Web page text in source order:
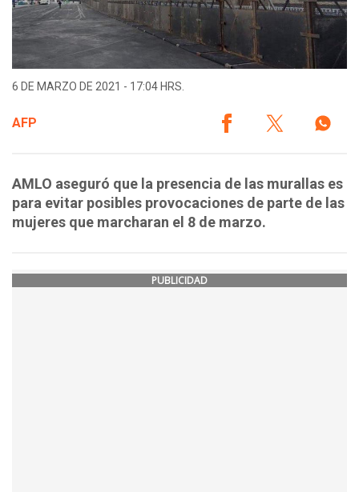
6 DE MARZO DE 2021 - 17:04 HRS.
AFP
AMLO aseguró que la presencia de las murallas es
para evitar posibles provocaciones de parte de las
mujeres que marcharan el 8 de marzo.
PUBLICIDAD